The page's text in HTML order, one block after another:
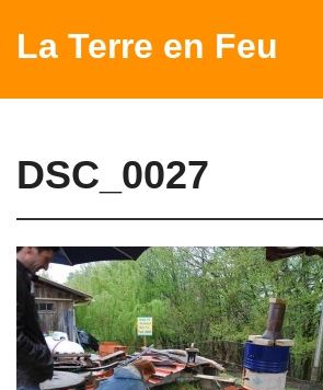
La Terre en Feu
DSC_0027